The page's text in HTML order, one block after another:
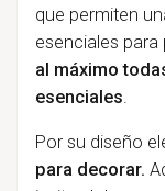
que permiten
esenciales para
al máximo
esenciales.
Por su diseño
para decorar.